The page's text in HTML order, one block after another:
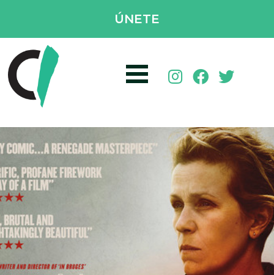
ÚNETE